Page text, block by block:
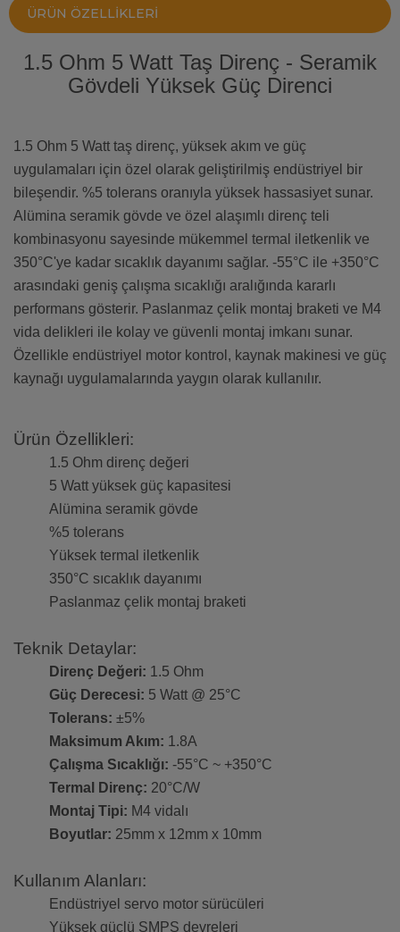
ÜRÜN ÖZELLIKLERI
1.5 Ohm 5 Watt Taş Direnç - Seramik
Gövdeli Yüksek Güç Direnci
1.5 Ohm 5 Watt taş direnç, yüksek akım ve güç
uygulamaları için özel olarak geliştirilmiş endüstriyel bir
bileşendir. %5 tolerans oranıyla yüksek hassasiyet sunar.
Alümina seramik gövde ve özel alaşımlı direnç teli
kombinasyonu sayesinde mükemmel termal iletkenlik ve
350°C'ye kadar sıcaklık dayanımı sağlar. -55°C ile +350°C
arasındaki geniş çalışma sıcaklığı aralığında kararlı
performans gösterir. Paslanmaz çelik montaj braketi ve M4
vida delikleri ile kolay ve güvenli montaj imkanı sunar.
Özellikle endüstriyel motor kontrol, kaynak makinesi ve güç
kaynağı uygulamalarında yaygın olarak kullanılır.
Ürün Özellikleri:
1.5 Ohm direnç değeri
5 Watt yüksek güç kapasitesi
Alümina seramik gövde
%5 tolerans
Yüksek termal iletkenlik
350°C sıcaklık dayanımı
Paslanmaz çelik montaj braketi
Teknik Detaylar:
Direnç Değeri: 1.5 Ohm
Güç Derecesi: 5 Watt @ 25°C
Tolerans: ±5%
Maksimum Akım: 1.8A
Çalışma Sıcaklığı: -55°C ~ +350°C
Termal Direnç: 20°C/W
Montaj Tipi: M4 vidalı
Boyutlar: 25mm x 12mm x 10mm
Kullanım Alanları:
Endüstriyel servo motor sürücüleri
Yüksek güçlü SMPS devreleri